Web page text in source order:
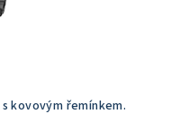
s kovovým řemínkem.